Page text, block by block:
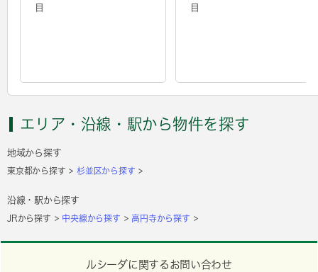
目
目
エリア・沿線・駅から物件を探す
地域から探す
東京都から探す 杉並区から探す
沿線・駅から探す
JRから探す 中央線から探す 高円寺から探す
ルシーダに関するお問い合わせ